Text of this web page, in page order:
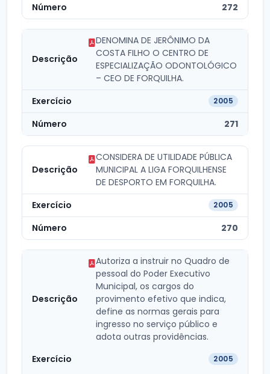
272
DENOMINA DE JERÔNIMO DA
COSTA FILHO O CENTRO DE
ESPECIALIZAÇÃO ODONTOLÓGICO
– CEO DE FORQUILHA.
2005
271
CONSIDERA DE UTILIDADE PÚBLICA
MUNICIPAL A LIGA FORQUILHENSE
DE DESPORTO EM FORQUILHA.
2005
270
Autoriza a instruir no Quadro de
pessoal do Poder Executivo
Municipal, os cargos do
provimento efetivo que indica,
define as normas gerais para
ingresso no serviço público e
adota outras providências.
2005